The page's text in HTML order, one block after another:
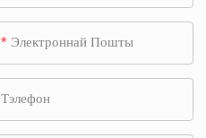
Форма для пыласоса
Падмятальная форма
Форма для скрынь
халадзільніка
Форма для аксесуараў для
мікрафона
Форма для корпуса камеры
Форма для друкаркі
Форма для друкаркі 先不要
Пластыкавая прэс-форма
Аўтамабільная прэс-форма
для ін'екцый
Форма для дзвярных
Форма для ліцця пад ціск
Электроннай Пошты
Тэлефон